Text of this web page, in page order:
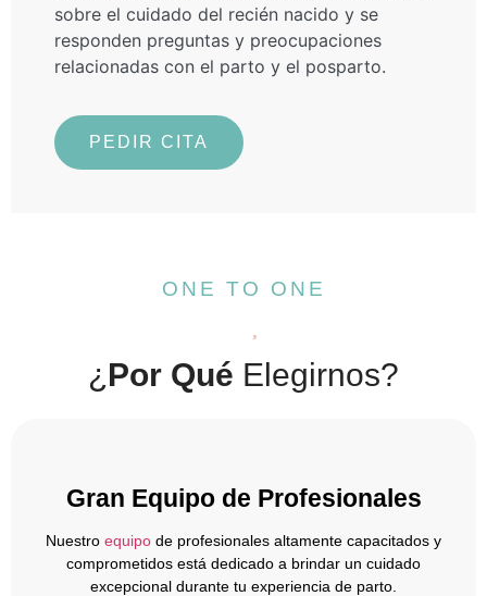
sobre el cuidado del recién nacido y se
responden preguntas y preocupaciones
relacionadas con el parto y el posparto.
PEDIR CITA
ONE TO ONE
¿Por Qué Elegirnos?
Gran Equipo de Profesionales
Nuestro equipo de profesionales altamente capacitados y
comprometidos está dedicado a brindar un cuidado
excepcional durante tu experiencia de parto.